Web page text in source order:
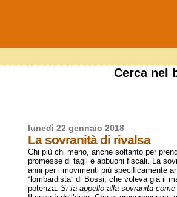
Cerca nel
lunedì 22 gennaio 2018
La sovranità di rivalsa
Chi più chi meno, anche soltanto per
promesse di tagli e abbuoni fiscali. La
anni per i movimenti più specificamente
“lombardista” di Bossi, che voleva già il
potenza.Si fa appello alla sovranità